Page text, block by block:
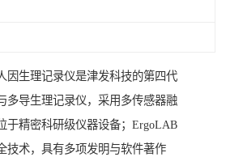
因生理记录仪是津发科技的第四代
多导生理记录仪，采用多传感器融
于精密科研级仪器设备；ErgoLAB
技术，具有多项发明与软件著作